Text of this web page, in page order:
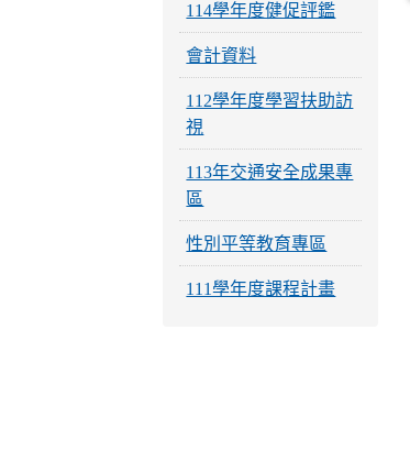
114學年度健促評鑑
會計資料
112學年度學習扶助訪
視
113年交通安全成果專
區
性別平等教育專區
111學年度課程計畫